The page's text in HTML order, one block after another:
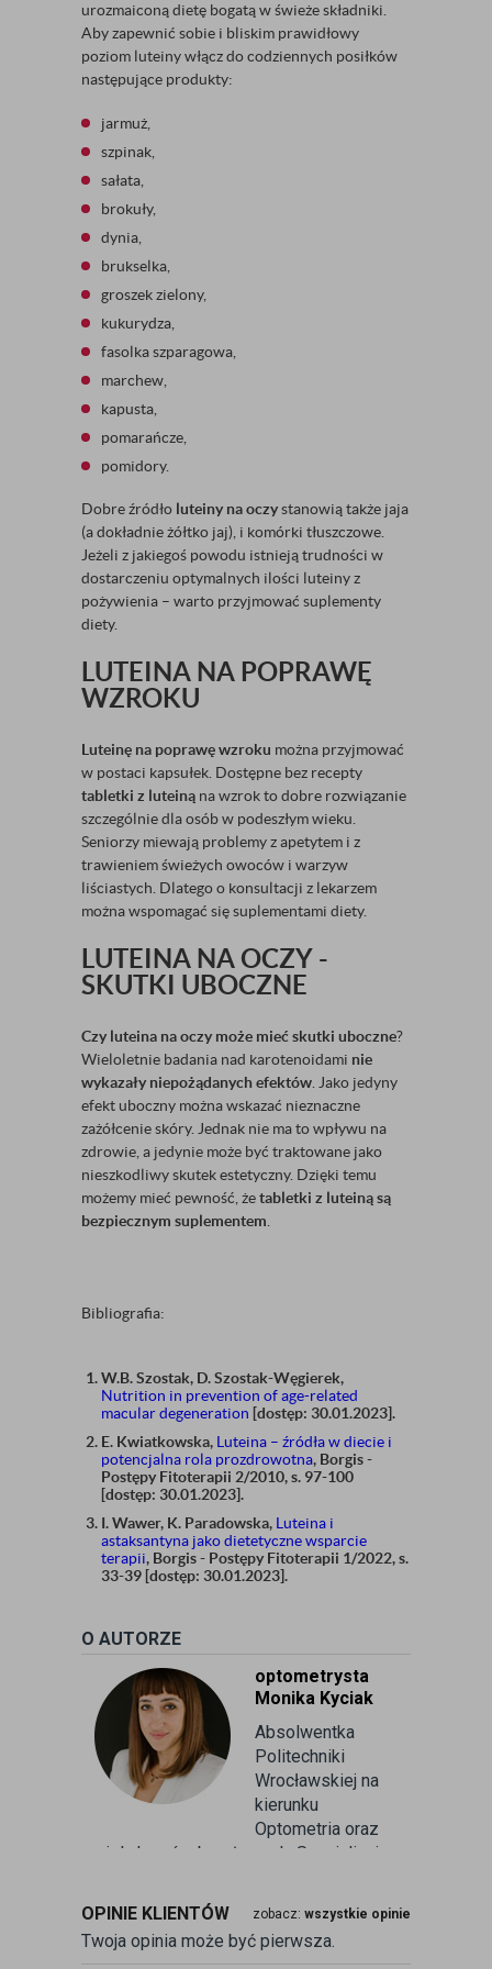
urozmaiconą dietę bogatą w świeże składniki.
Aby zapewnić sobie i bliskim prawidłowy
poziom luteiny włącz do codziennych posiłków
następujące produkty:
jarmuż,
szpinak,
sałata,
brokuły,
dynia,
brukselka,
groszek zielony,
kukurydza,
fasolka szparagowa,
marchew,
kapusta,
pomarańcze,
pomidory.
Dobre źródło luteiny na oczystanowią także jaja
(a dokładnie żółtko jaj), i komórki tłuszczowe.
Jeżeli z jakiegoś powodu istnieją trudności w
dostarczeniu optymalnych ilości luteiny z
pożywienia – warto przyjmować suplementy
diety.
LUTEINA NA POPRAWĘ
WZROKU
Luteinę na poprawę wzroku można przyjmować
w postaci kapsułek. Dostępne bez recepty
tabletki z luteiną na wzrok to dobre rozwiązanie
szczególnie dla osób w podeszłym wieku.
Seniorzy miewają problemy z apetytem i z
trawieniem świeżych owoców i warzyw
liściastych. Dlatego o konsultacji z lekarzem
można wspomagać się suplementami diety.
LUTEINA NA OCZY -
SKUTKI UBOCZNE
Czy luteina na oczy może mieć skutki uboczne?
Wieloletnie badania nad karotenoidami nie
wykazały niepożądanych efektów . Jako jedyny
efekt uboczny można wskazać nieznaczne
zażółcenie skóry. Jednak nie ma to wpływu na
zdrowie, a jedynie może być traktowane jako
nieszkodliwy skutek estetyczny. Dzięki temu
możemy mieć pewność, żetabletki z luteiną są
bezpiecznym suplementem
Bibliografia:
W.B. Szostak, D. Szostak-Węgierek,
Nutrition in prevention of age-related
macular degeneration [dostęp: 30.01.2023].
E. Kwiatkowska, Luteina – źródła w diecie i
potencjalna rola prozdrowotna, Borgis -
Postępy Fitoterapii 2/2010, s. 97-100
[dostęp: 30.01.2023].
I. Wawer, K. Paradowska, Luteina i
astaksantyna jako dietetyczne wsparcie
terapii, Borgis - Postępy Fitoterapii 1/2022, s.
33-39 [dostęp: 30.01.2023].
O AUTORZE
optometrysta
Monika Kyciak
Absolwentka
Politechniki
Wrocławskiej na
kierunku
Optometria oraz
wielu kursów branżowych. Specjalizuje
kontaktologii, czyli dobieraniu
soczewek kontaktowych miękkich. Od
ponad 10 lat pracuje w branży
OPINIE KLIENTÓW zobacz: wszystkie opinie
Twoja opinia może być pierwsza.